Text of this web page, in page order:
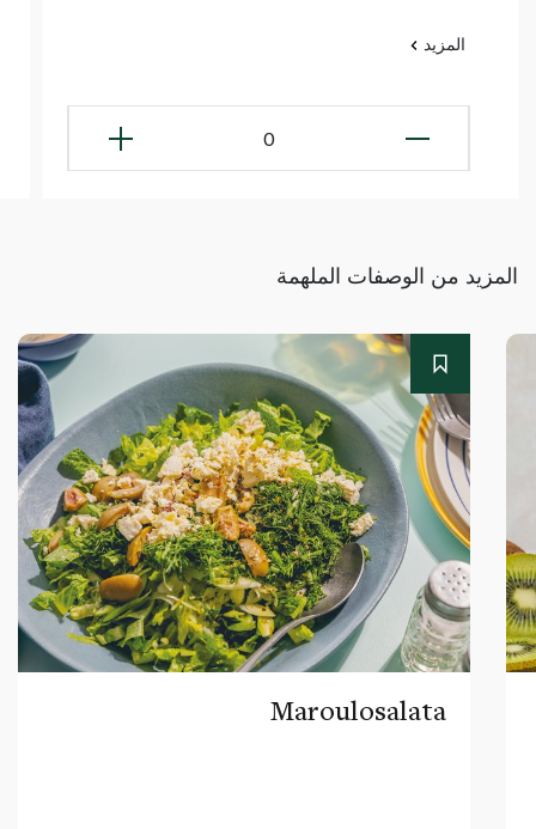
المزيد
0
المزيد من الوصفات الملهمة
Maroulosalata